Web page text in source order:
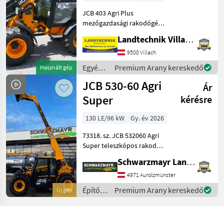
Használt gép
JCB 403 Agri Plus
mezőgazdasági rakodógép,
csatlakozóval, 3.
vezérlőkör, nyomásmentes
visszatérő rendszer elöl,
egykaros joystick, 2
fokozatú hi
Landtechnik Villach GmbH
9500 Villach
Egyéb
mezőgazdasági
erőgépek
/ JCB
Premium Arany kereskedő
Új gép
JCB 530-60 Agri
Super
Ár
kérésre
130 LE/96 kW
Gy. év 2026
73318. sz. JCB 532060 Agri
Super teleszkópos rakodó -
6, 0 méteres emelési
magassággal - 4 hengeres
JCB Dieselmax Common
Rail motorral
Schwarzmayr Landtechnik GmbH - Aurolzmünster
4971 Aurolzmünster
Építőgépek
/ JCB
Premium Arany kereskedő